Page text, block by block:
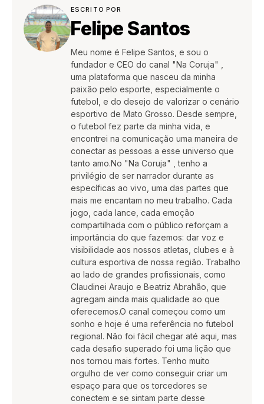
ESCRITO POR
Felipe Santos
Meu nome é Felipe Santos, e sou o
fundador e CEO do canal "Na Coruja" ,
uma plataforma que nasceu da minha
paixão pelo esporte, especialmente o
futebol, e do desejo de valorizar o cenário
esportivo de Mato Grosso. Desde sempre,
o futebol fez parte da minha vida, e
encontrei na comunicação uma maneira de
conectar as pessoas a esse universo que
tanto amo.No "Na Coruja" , tenho a
privilégio de ser narrador durante as
específicas ao vivo, uma das partes que
mais me encantam no meu trabalho. Cada
jogo, cada lance, cada emoção
compartilhada com o público reforçam a
importância do que fazemos: dar voz e
visibilidade aos nossos atletas, clubes e à
cultura esportiva de nossa região. Trabalho
ao lado de grandes profissionais, como
Claudinei Araujo e Beatriz Abrahão, que
agregam ainda mais qualidade ao que
oferecemos.O canal começou como um
sonho e hoje é uma referência no futebol
regional. Não foi fácil chegar até aqui, mas
cada desafio superado foi uma lição que
nos tornou mais fortes. Tenho muito
orgulho de ver como conseguir criar um
espaço para que os torcedores se
conectem e se sintam parte desse